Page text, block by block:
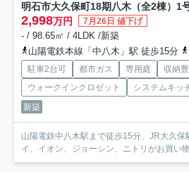
明石市大久保町18期八木（全2棟）1
2,998万円 7月26日 値下げ
- / 98.65㎡ / 4LDK /新築
山陽電鉄本線「中八木」駅 徒歩15分
駐車2台可 都市ガス 専用庭
収納
ウォークインクロゼット
システムキッ
新築
山陽電鉄中八木駅まで徒歩15分、JR大久保
イ、イオン、ジョーシン、ニトリがお買い